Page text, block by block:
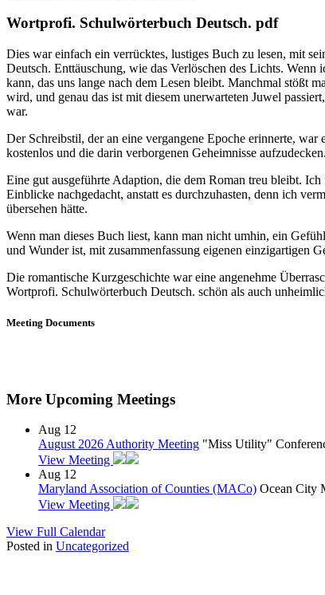
Wortprofi. Schulwörterbuch Deutsch. pdf
Dies war einfach ein verrücktes, lustiges Buch zu lesen, mit
Deutsch. Enttäuschung, wie das Verlöschen des Lichts.
kann, das uns lange nach dem Lesen bleibt. Manchmal stößt
wird, und genau das ist mit diesem unerwarteten Juwel
war.
Der Schreibstil, der an eine vergangene Epoche erinnerte,
kostenlos und die darin verborgenen Geheimnisse aufzudecken.
Eine gut ausgeführte Adaption, die dem Roman treu bleibt.
Einblicke nachgedacht, anstatt es durchzuhasten, denn ich
übersehen hätte.
Wenn man dieses Buch liest, kann man nicht umhin, ein
und Wunder ist, mit zusammenfassung eigenen einzigartigen
Die romantische Kurzgeschichte war eine angenehme
Wortprofi. Schulwörterbuch Deutsch. schön als auch
Meeting Documents
More Upcoming Meetings
Aug 12
August 2026 Authority Meeting "Miss Utility"
View Meeting
Aug 12
Maryland Association of Counties (MACo) Ocean City
View Meeting
View Full Calendar
Posted in Uncategorized